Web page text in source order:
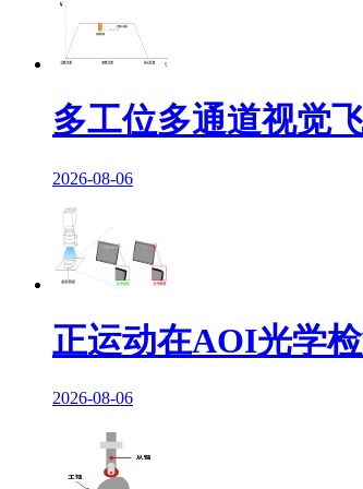
多工位多通道视觉
2026-08-06
正运动在AOI光学
2026-08-06